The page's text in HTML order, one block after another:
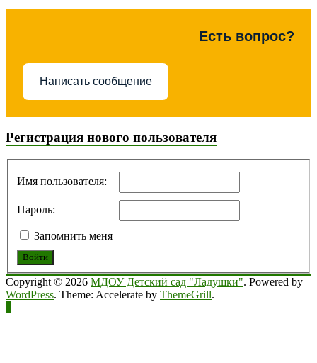
Есть вопрос?
Написать сообщение
Регистрация нового пользователя
Имя пользователя:
Пароль:
Запомнить меня
Войти
Copyright © 2026 МДОУ Детский сад "Ладушки". Powered by
WordPress. Theme: Accelerate by ThemeGrill.